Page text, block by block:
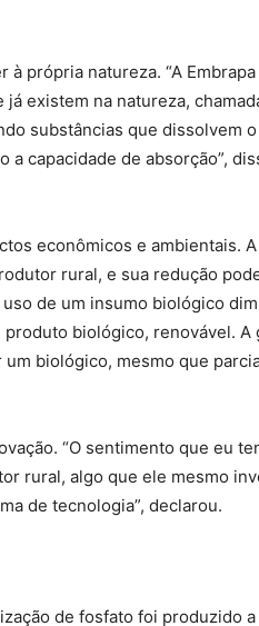
própria natureza. “A Embrapa
existem na natureza,
substâncias que dissolvem
capacidade de absorção”,
econômicos e ambientais. A
rural, e sua redução
de um insumo biológico
biológico, renovável. A
biológico, mesmo que
“O sentimento que eu
rural, algo que ele mesmo
de tecnologia”, declarou.
de fosfato foi produzido